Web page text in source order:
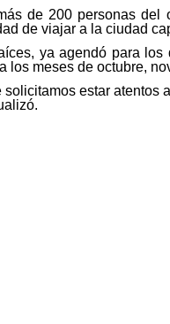
de 200 personas
de viajar a la ciudad
ya agendó para
los meses de octubre,
estar